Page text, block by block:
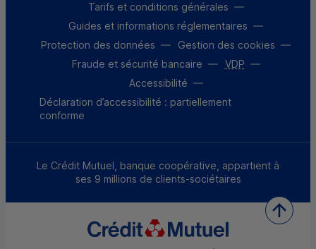
Tarifs et conditions générales
Guides et informations réglementaires
Protection des données
Gestion des cookies
Fraude et sécurité bancaire
VDP
Accessibilité
Déclaration d’accessibilité : partiellement
conforme
Le Crédit Mutuel, banque coopérative, appartient à
ses 9 millions de clients-sociétaires